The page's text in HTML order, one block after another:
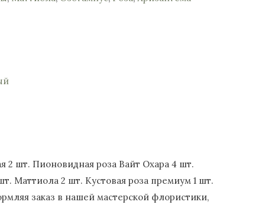
2 шт. Пионовидная роза Вайт Охара 4 шт.
Маттиола 2 шт. Кустовая роза премиум 1 шт.
заказ в нашей мастерской флористики,